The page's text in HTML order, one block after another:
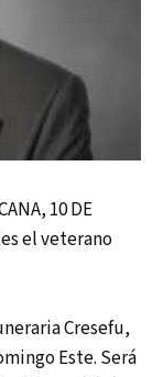
10 DE
el veterano
Cresefu,
Este. Será